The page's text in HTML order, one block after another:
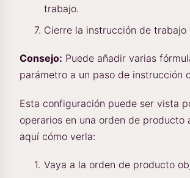
trabajo.
Cierre la instrucción de trabajo
Consejo: Puede añadir varias
parámetro a un paso de instrucción
Esta configuración puede ser vista
operarios en una orden de producto
aquí cómo verla:
Vaya a la orden de producto